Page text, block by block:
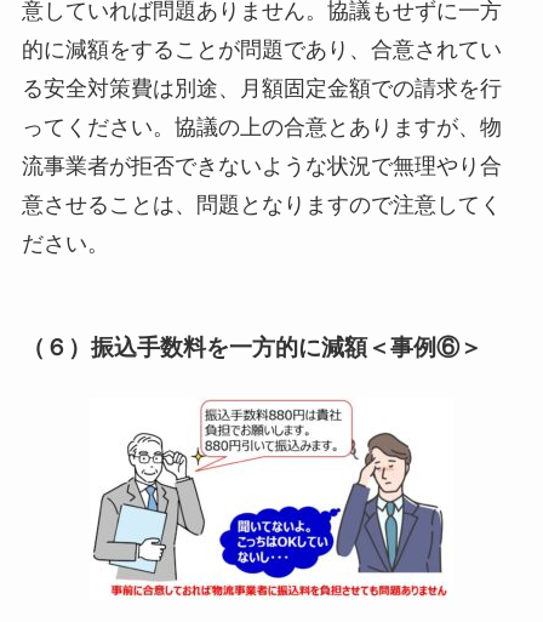
意していれば問題ありません。協議もせずに一方
的に減額をすることが問題であり、合意されてい
る安全対策費は別途、月額固定金額での請求を行
ってください。協議の上の合意とありますが、物
流事業者が拒否できないような状況で無理やり合
意させることは、問題となりますので注意してく
ださい。
（６）振込手数料を一方的に減額＜事例⑥＞